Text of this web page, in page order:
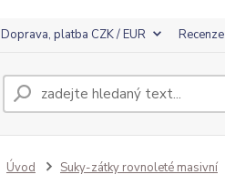
Doprava, platba CZK / EUR Recenze
Úvod Suky-zátky rovnoleté masivní